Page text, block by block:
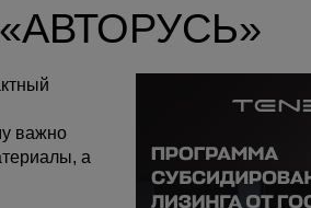
«АВТОРУСЬ»
важно
а